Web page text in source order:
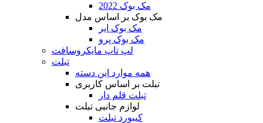
مک بوک 2022
مک بوک بر اساس مدل
مک بوک ایر
مک بوک پرو
لپ تاپ مایکروسافت
تبلت
همه موارد این دسته
تبلت بر اساس کاربری
تبلت قلم دار
لوازم جانبی تبلت
کیبورد تبلت